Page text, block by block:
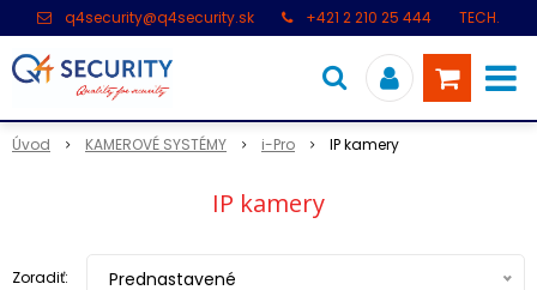
q4security@q4security.sk +421 2 210 25 444
TECH.
Úvod KAMEROVÉ SYSTÉMY i-Pro IP kamery
IP kamery
Zoradiť: Prednastavené